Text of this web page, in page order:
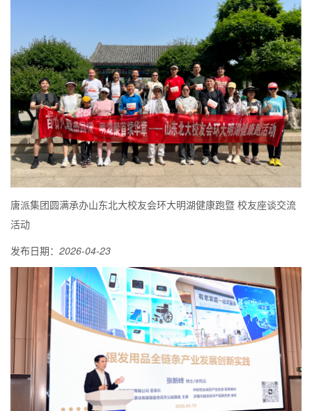
唐派集团圆满承办山东北大校友会环大明湖健康跑暨 校友座谈交流
活动
发布日期： 2026-04-23